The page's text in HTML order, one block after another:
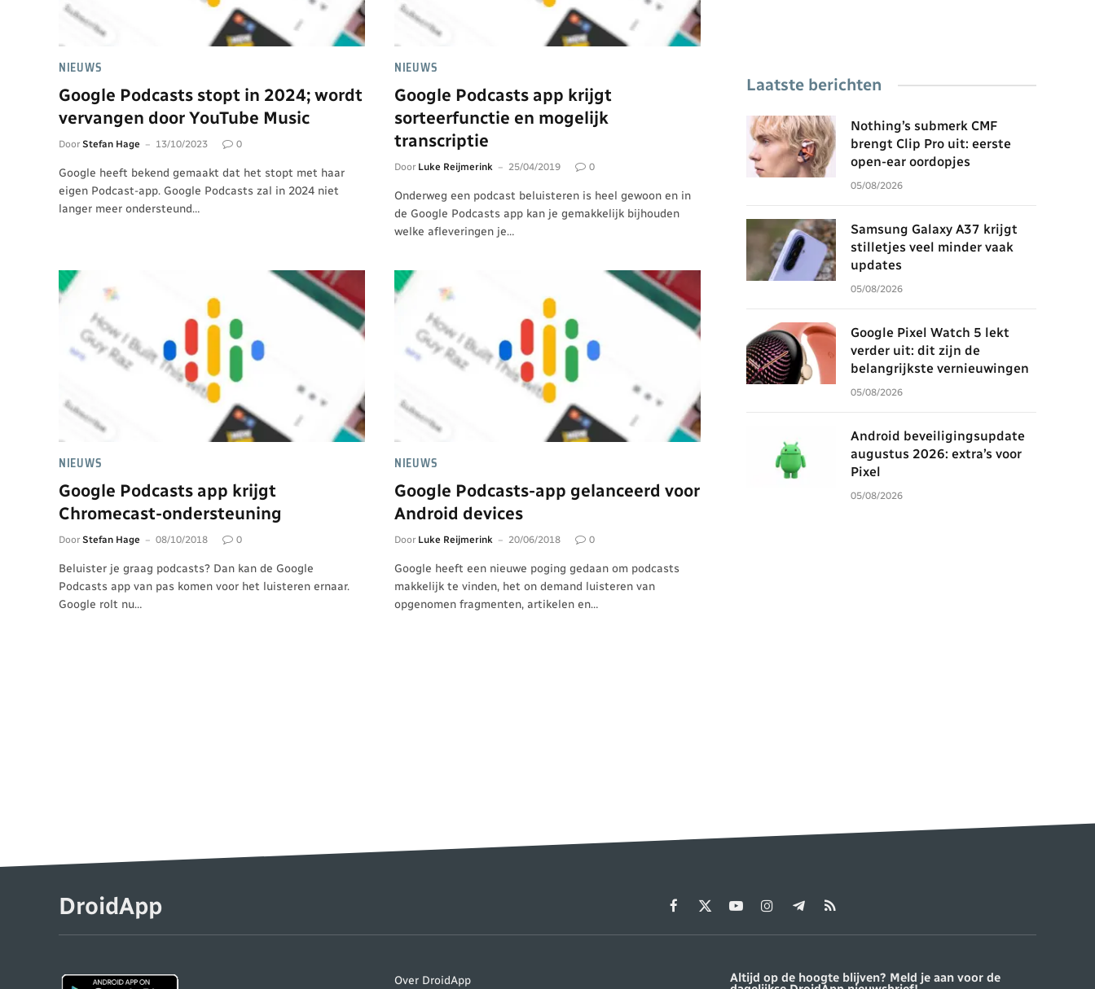
NIEUWS
Google Podcasts stopt in 2024; wordt
vervangen door YouTube Music
Door Stefan Hage 13/10/2023 0
Google heeft bekend gemaakt dat het stopt met haar
eigen Podcast-app. Google Podcasts zal in 2024 niet
langer meer ondersteund…
NIEUWS
Google Podcasts app krijgt
sorteerfunctie en mogelijk
transcriptie
Door Luke Reijmerink 25/04/2019 0
Onderweg een podcast beluisteren is heel gewoon en in
de Google Podcasts app kan je gemakkelijk bijhouden
welke afleveringen je…
NIEUWS
Google Podcasts app krijgt
Chromecast-ondersteuning
Door Stefan Hage 08/10/2018 0
Beluister je graag podcasts? Dan kan de Google
Podcasts app van pas komen voor het luisteren ernaar.
Google rolt nu…
NIEUWS
Google Podcasts-app gelanceerd voor
Android devices
Door Luke Reijmerink 20/06/2018 0
Google heeft een nieuwe poging gedaan om podcasts
makkelijk te vinden, het on demand luisteren van
opgenomen fragmenten, artikelen en…
Laatste berichten
Nothing’s submerk CMF
brengt Clip Pro uit: eerste
open-ear oordopjes
05/08/2026
Samsung Galaxy A37 krijgt
stilletjes veel minder vaak
updates
05/08/2026
Google Pixel Watch 5 lekt
verder uit: dit zijn de
belangrijkste vernieuwingen
05/08/2026
Android beveiligingsupdate
augustus 2026: extra’s voor
Pixel
05/08/2026
DroidApp Facebook
X
YouTubeInstagramTelegram
RSS
Over DroidApp Altijd op de hoogte blijven? Meld je aan voor de